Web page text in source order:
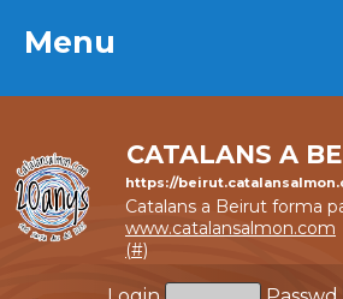
Menu
CATALANS A
https://
Catalans a Beirut forma
www.catalansalmon.com
(#)
Menu